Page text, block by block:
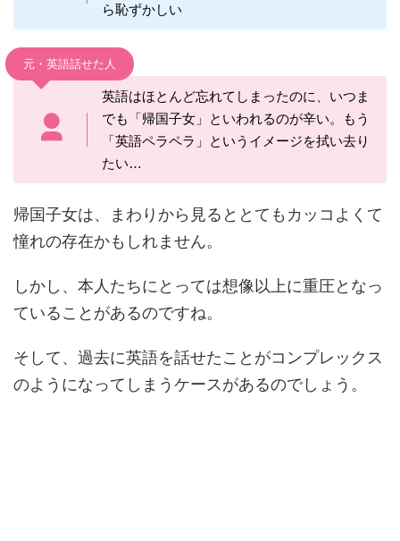
ら恥ずかしい
元・英語話せた人
英語はほとんど忘れてしまったのに、いつま
でも「帰国子女」といわれるのが辛い。もう
「英語ペラペラ」というイメージを拭い去り
たい…
帰国子女は、まわりから見るととてもカッコよくて
憧れの存在かもしれません。
しかし、本人たちにとっては想像以上に重圧となっ
ていることがあるのですね。
そして、過去に英語を話せたことがコンプレックス
のようになってしまうケースがあるのでしょう。